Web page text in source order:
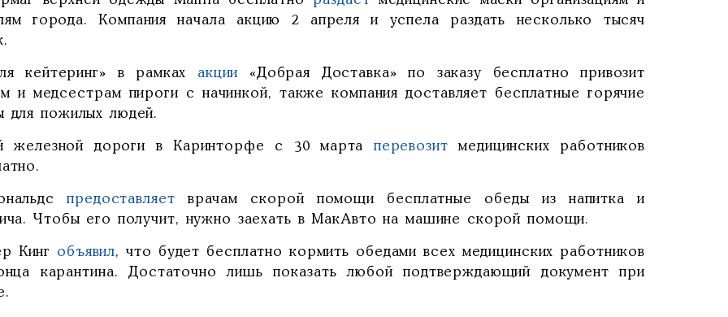
города. Компания начала акцию 2 апреля и успела раздать несколько тысяч
кейтеринг» в рамках акции «Добрая Доставка» по заказу бесплатно привозит
и медсестрам пироги с начинкой, также компания доставляет бесплатные горячие
для пожилых людей.
железной дороги в Каринторфе с 30 марта перевозит медицинских работников
предоставляет врачам скорой помощи бесплатные обеды из напитка и
Чтобы его получит, нужно заехать в МакАвто на машине скорой помощи.
Кинг объявил, что будет бесплатно кормить обедами всех медицинских работников
карантина. Достаточно лишь показать любой подтверждающий документ при